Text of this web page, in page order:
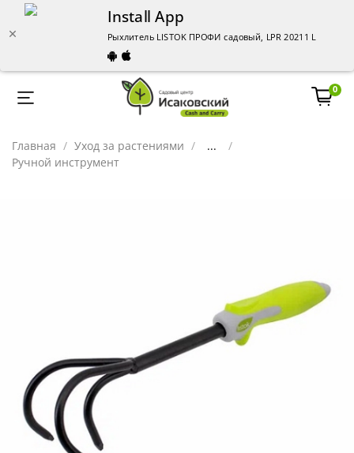
Install App
Рыхлитель LISTOK ПРОФИ садовый, LPR 20211 LISTOK
0
Главная Уход за растениями
...
Ручной инструмент